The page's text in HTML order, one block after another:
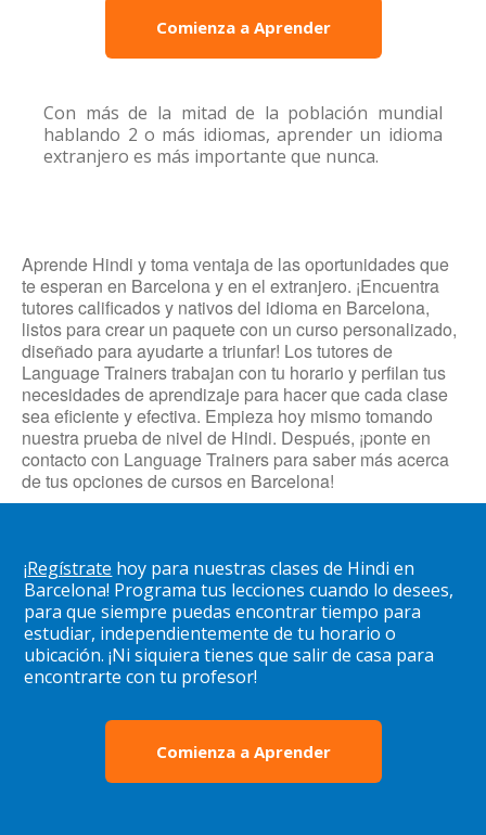
Comienza a Aprender
Con más de la mitad de la población mundial
hablando 2 o más idiomas, aprender un idioma
extranjero es más importante que nunca.
Aprende Hindi y toma ventaja de las oportunidades que
te esperan en Barcelona y en el extranjero. ¡Encuentra
tutores calificados y nativos del idioma en Barcelona,
listos para crear un paquete con un curso personalizado,
diseñado para ayudarte a triunfar! Los tutores de
Language Trainers trabajan con tu horario y perfilan tus
necesidades de aprendizaje para hacer que cada clase
sea eficiente y efectiva. Empieza hoy mismo tomando
nuestra prueba de nivel de Hindi. Después, ¡ponte en
contacto con Language Trainers para saber más acerca
de tus opciones de cursos en Barcelona!
¡Regístrate hoy para nuestras clases de Hindi en
Barcelona! Programa tus lecciones cuando lo desees,
para que siempre puedas encontrar tiempo para
estudiar, independientemente de tu horario o
ubicación. ¡Ni siquiera tienes que salir de casa para
encontrarte con tu profesor!
Comienza a Aprender